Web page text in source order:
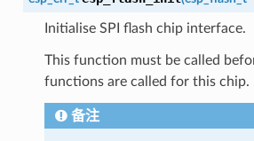
Initialise SPI flash chip interface.
This function must be called
functions are called for this chip.
备注